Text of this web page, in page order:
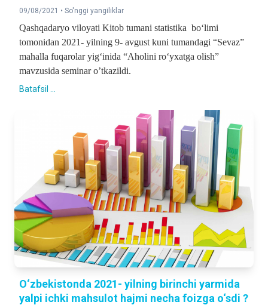
09/08/2021 • So'nggi yangiliklar
Qashqadaryo viloyati Kitob tumani statistika bo‘limi
tomonidan 2021- yilning 9- avgust kuni tumandagi “Sevaz”
mahalla fuqarolar yig‘inida “Aholini ro‘yxatga olish”
mavzusida seminar o’tkazildi.
Batafsil ...
O‘zbekistonda 2021- yilning birinchi yarmida
yalpi ichki mahsulot hajmi necha foizga o‘sdi ?